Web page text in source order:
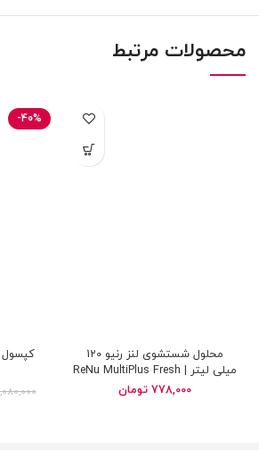
محصولات مرتبط
محلول شستشوی لنز رنیو 120
میلی لیتر | ReNu MultiPlus Fresh
Solution778,000 تومان
-40%